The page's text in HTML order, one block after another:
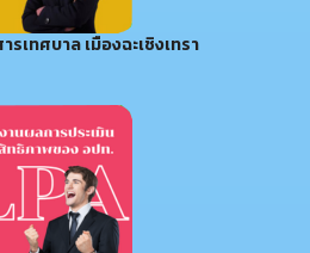
เทศบาล เมืองฉะเชิงเทรา